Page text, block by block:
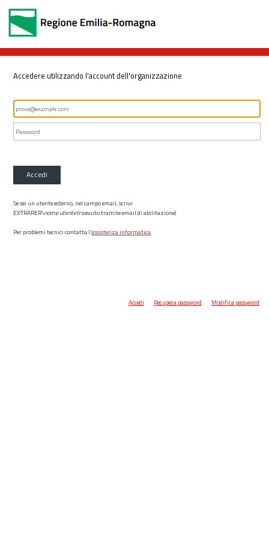
Accedere utilizzando l'account dell'organizzazione
Accedi
Se sei un utente esterno, nel campo email, scrivi
EXTRARER\nome utente(ricevuto tramite email di abilitazione)
Per problemi tecnici contatta l’assistenza informatica.
Accedi Recupera password Modifica password